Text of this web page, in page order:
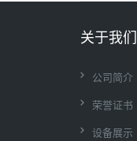
关于我们
公司简介
荣誉证书
设备展示